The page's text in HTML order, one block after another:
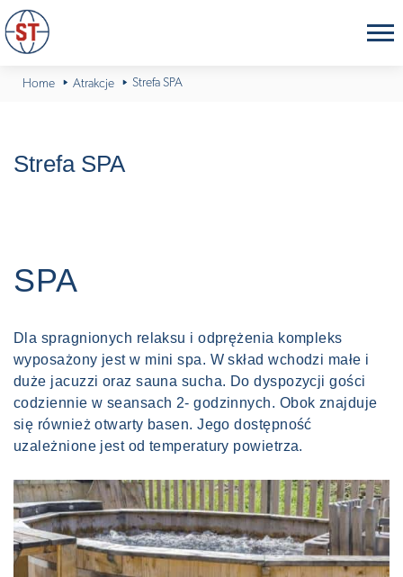
Home Atrakcje Strefa SPA
Strefa SPA
SPA
Dla spragnionych relaksu i odprężenia kompleks
wyposażony jest w mini spa. W skład wchodzi małe i
duże jacuzzi oraz sauna sucha. Do dyspozycji gości
codziennie w seansach 2- godzinnych. Obok znajduje
się również otwarty basen. Jego dostępność
uzależnione jest od temperatury powietrza.